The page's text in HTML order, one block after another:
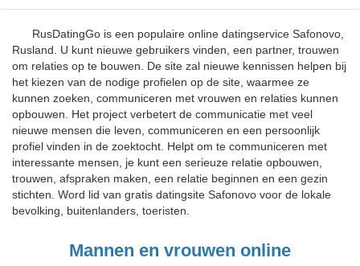
RusDatingGo is een populaire online datingservice Safonovo,
Rusland. U kunt nieuwe gebruikers vinden, een partner, trouwen
om relaties op te bouwen. De site zal nieuwe kennissen helpen bij
het kiezen van de nodige profielen op de site, waarmee ze
kunnen zoeken, communiceren met vrouwen en relaties kunnen
opbouwen. Het project verbetert de communicatie met veel
nieuwe mensen die leven, communiceren en een persoonlijk
profiel vinden in de zoektocht. Helpt om te communiceren met
interessante mensen, je kunt een serieuze relatie opbouwen,
trouwen, afspraken maken, een relatie beginnen en een gezin
stichten. Word lid van gratis datingsite Safonovo voor de lokale
bevolking, buitenlanders, toeristen.
Mannen en vrouwen online